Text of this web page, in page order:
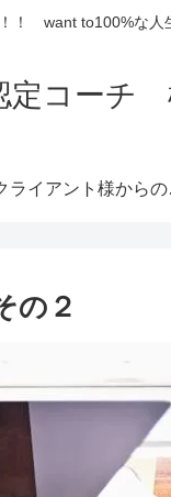
！ want to100%な人
定コー
ライアント様からの
の２